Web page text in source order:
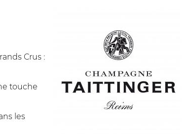
Crus :
touche
les